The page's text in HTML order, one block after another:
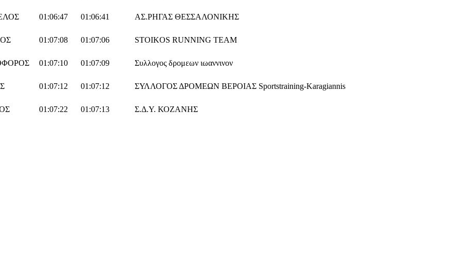
01:06:47 01:06:41
ΑΣ.ΡΗΓΑΣ ΘΕΣΣΑΛΟΝΙΚΗΣ
01:07:08 01:07:06
STOIKOS RUNNING TEAM
01:07:10 01:07:09
Συλλογος δρομεων ιωαννινον
01:07:12 01:07:12
ΣΥΛΛΟΓΟΣ ΔΡΟΜΕΩΝ ΒΕΡΟΙΑΣ Sportstraining-Karagiannis
01:07:22 01:07:13 Σ.Δ.Υ. ΚΟΖΑΝΗΣ